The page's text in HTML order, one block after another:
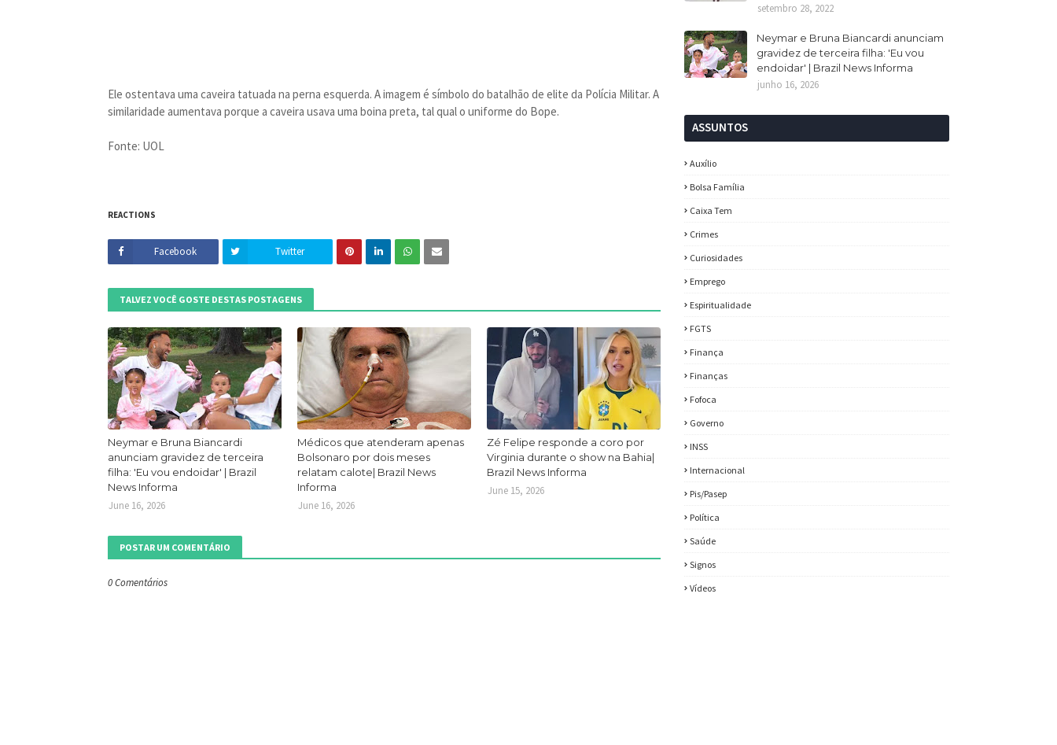
Ele ostentava uma caveira tatuada na perna esquerda. A imagem é símbolo do batalhão de elite da Polícia Militar. A
similaridade aumentava porque a caveira usava uma boina preta, tal qual o uniforme do Bope.
Fonte: UOL
REACTIONS
Facebook Twitter
TALVEZ VOCÊ GOSTE DESTAS POSTAGENS
Neymar e Bruna Biancardi
anunciam gravidez de terceira
filha: 'Eu vou endoidar' | Brazil
News Informa
June 16, 2026
Médicos que atenderam apenas
Bolsonaro por dois meses
relatam calote| Brazil News
Informa
June 16, 2026
Zé Felipe responde a coro por
Virginia durante o show na Bahia|
Brazil News Informa
June 15, 2026
POSTAR UM COMENTÁRIO
0 Comentários
setembro 28, 2022
Neymar e Bruna Biancardi anunciam
gravidez de terceira filha: 'Eu vou
endoidar' | Brazil News Informa
junho 16, 2026
ASSUNTOS
Auxílio
Bolsa Família
Caixa Tem
Crimes
Curiosidades
Emprego
Espiritualidade
FGTS
Finança
Finanças
Fofoca
Governo
INSS
Internacional
Pis/Pasep
Política
Saúde
Signos
Vídeos